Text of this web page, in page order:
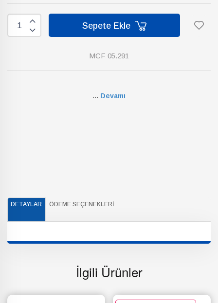
Sepete Ekle
MCF 05.291
... Devamı
DETAYLAR ÖDEME SEÇENEKLERI
İlgili Ürünler